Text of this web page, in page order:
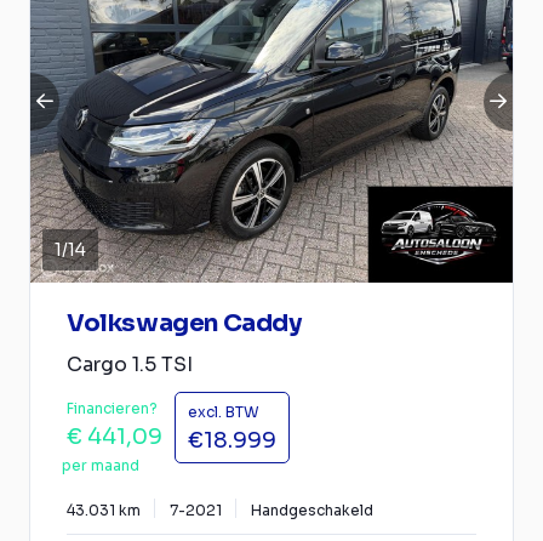
1/14
Volkswagen Caddy
Cargo 1.5 TSI
Financieren?
€ 441,09
per maand
excl. BTW
€18.999
43.031 km 7-2021 Handgeschakeld